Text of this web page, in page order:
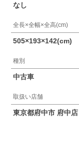
なし
全長×全幅×全高(cm)
505×193×142(cm)
種別
中古車
取扱い店舗
東京都府中市 府中店